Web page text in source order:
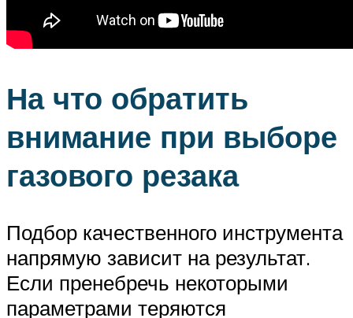
На что обратить
внимание при выборе
газового резака
Подбор качественного инструмента
напрямую зависит на результат.
Если пренебречь некоторыми
параметрами теряются